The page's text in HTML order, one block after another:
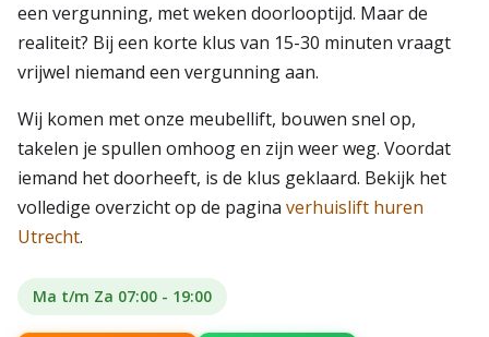
een vergunning, met weken doorlooptijd. Maar de
realiteit? Bij een korte klus van 15-30 minuten vraagt
vrijwel niemand een vergunning aan.
Wij komen met onze meubellift, bouwen snel op,
takelen je spullen omhoog en zijn weer weg. Voordat
iemand het doorheeft, is de klus geklaard. Bekijk het
volledige overzicht op de pagina verhuislift huren
Utrecht.
Ma t/m Za 07:00 - 19:00